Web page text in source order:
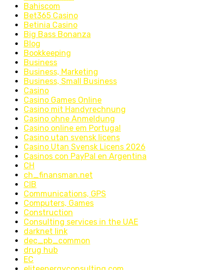
Bahiscom
Bet365 Casino
Betinia Casino
Big Bass Bonanza
Blog
Bookkeeping
Business
Business, Marketing
Business, Small Business
Casino
Casino Games Online
Casino mit Handyrechnung
Casino ohne Anmeldung
Casino online em Portugal
Casino utan svensk licens
Casino Utan Svensk Licens 2026
Casinos con PayPal en Argentina
CH
ch_finansman.net
CIB
Communications, GPS
Computers, Games
Construction
Consulting services in the UAE
darknet link
dec_pb_common
drug hub
EC